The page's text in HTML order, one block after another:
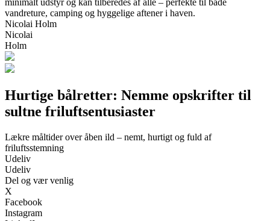
vandreture, camping og hyggelige aftener i haven.
Nicolai Holm
Nicolai
Holm
Hurtige bålretter: Nemme opskrifter til
sultne friluftsentusiaster
Lækre måltider over åben ild – nemt, hurtigt og fuld af
friluftsstemning
Udeliv
Udeliv
Del og vær venlig
X
Facebook
Instagram